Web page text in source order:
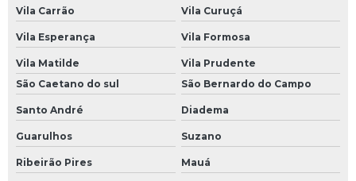
Vila Carrão Vila Curuçá
Vila Esperança Vila Formosa
Vila Matilde
Vila Prudente
São Caetano do sul
São Bernardo do Campo
Santo André Diadema
Guarulhos Suzano
Ribeirão Pires Mauá